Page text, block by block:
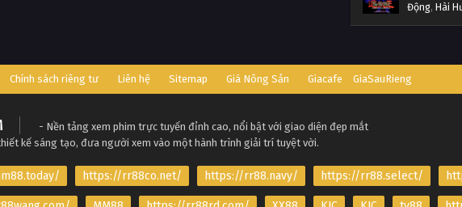
Động, Hài
Chính sách riêng tư Liên hệ Sitemap Giá Nông Sản Giacafe GiaSauRieng
- Nền tảng xem phim trực tuyến đỉnh cao, nổi bật với giao diện đẹp mắt
kế sáng tạo, đưa người xem vào một hành trình giải trí tuyệt vời.
https://rr88co.net/ https://rr88.navy/ https://rr88.select/